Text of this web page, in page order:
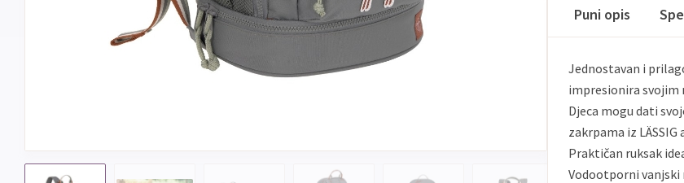
Puni opis
Jednostavan i
impresionira
Djeca mogu dati
zakrpama iz
Praktičan ruksak
Vodootporni